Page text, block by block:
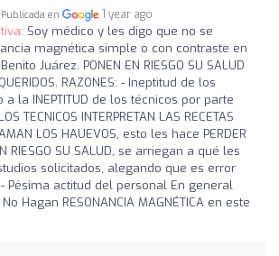
Publicada en 1 year ago
Soy médico y les digo que no se
magnética simple o con contraste en
Juárez. PONEN EN RIESGO SU SALUD
RAZONES: - Ineptitud de los
a la INEPTITUD de los técnicos por parte
TECNICOS INTERPRETAN LAS RECETAS
LOS HAUEVOS, esto les hace PERDER
RIESGO SU SALUD, se arriegan a qué les
solicitados, alegando que es error
Pésima actitud del personal En general
Hagan RESONANCIA MAGNÉTICA en este